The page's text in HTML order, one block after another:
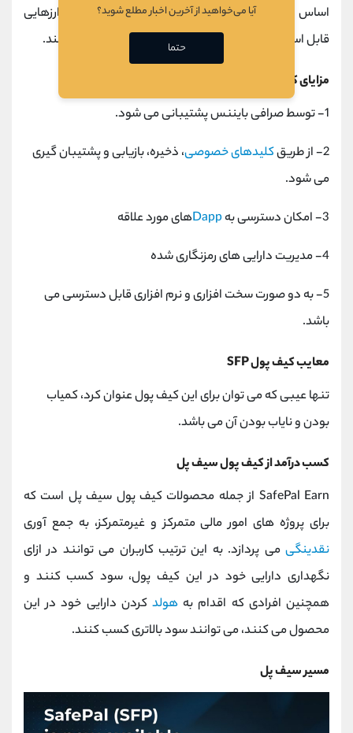
اساس الگوریتمPoSپیاده سازی شده است. تنها رمز ارزهایی
قابل استخراج هستند که مبتنی بر الگوریتم
باشند.
مزایای کیف پول SFP
1- توسط صرافی بایننس پشتیبانی می شود.
2- از طریق
کلیدهای خصوصی، ذخیره، بازیابی و پشتیبان گیری
می شود.
3- امکان دسترسی به
Dappهای مورد علاقه
4- مدیریت دارایی های رمزنگاری شده
5- به دو صورت سخت افزاری و نرم افزاری قابل دسترسی می
باشد.
معایب کیف پول SFP
تنها عیبی که می توان برای این کیف پول عنوان کرد، کمیاب
بودن و نایاب بودن آن می باشد.
کسب درآمد از کیف پول سیف پل
SafePal Earn از جمله محصولات کیف پول سیف پل است که
برای پروژه های امور مالی متمرکز و غیرمتمرکز، به جمع آوری
نقدینگی می پردازد. به این ترتیب کاربران می توانند در ازای
نگهداری دارایی خود در این کیف پول، سود کسب کنند و
همچنین افرادی که اقدام به هولد کردن دارایی خود در این
محصول می کنند، می توانند سود بالاتری کسب کنند.
مسیر سیف پل
آیا می‌خواهید از آخرین اخبار مطلع شوید؟
حتما